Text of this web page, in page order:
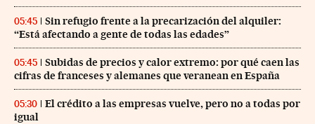
05:45
Sin refugio frente a la precarización del alquiler:
“Está afectando a gente de todas las edades”
05:45
Subidas de precios y calor extremo: por qué caen las
cifras de franceses y alemanes que veranean en España
05:30
El crédito a las empresas vuelve, pero no a todas por
igual